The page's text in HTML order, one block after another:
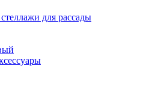
для рассады